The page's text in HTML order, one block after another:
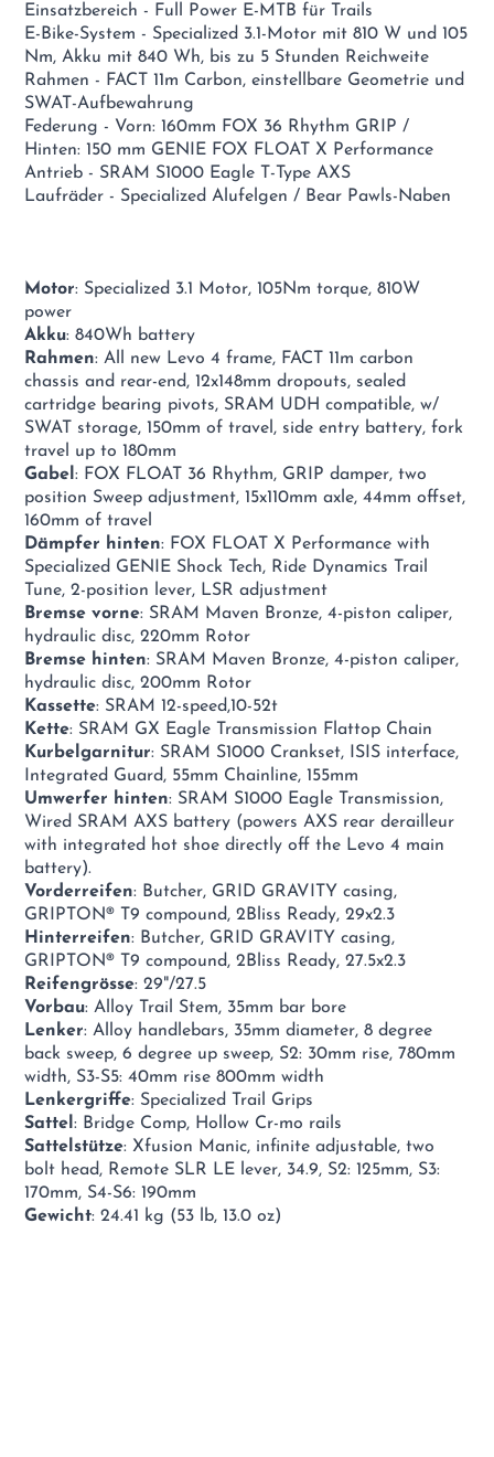
Einsatzbereich - Full Power E-MTB für Trails
E-Bike-System - Specialized 3.1-Motor mit 810 W und 105
Nm, Akku mit 840 Wh, bis zu 5 Stunden Reichweite
Rahmen - FACT 11m Carbon, einstellbare Geometrie und
SWAT-Aufbewahrung
Federung - Vorn: 160mm FOX 36 Rhythm GRIP /
Hinten: 150 mm GENIE FOX FLOAT X Performance
Antrieb - SRAM S1000 Eagle T-Type AXS
Laufräder - Specialized Alufelgen / Bear Pawls-Naben
Motor: Specialized 3.1 Motor, 105Nm torque, 810W
power
Akku: 840Wh battery
Rahmen: All new Levo 4 frame, FACT 11m carbon
chassis and rear-end, 12x148mm dropouts, sealed
cartridge bearing pivots, SRAM UDH compatible, w/
SWAT storage, 150mm of travel, side entry battery, fork
travel up to 180mm
Gabel: FOX FLOAT 36 Rhythm, GRIP damper, two
position Sweep adjustment, 15x110mm axle, 44mm offset,
160mm of travel
Dämpfer hinten: FOX FLOAT X Performance with
Specialized GENIE Shock Tech, Ride Dynamics Trail
Tune, 2-position lever, LSR adjustment
Bremse vorne: SRAM Maven Bronze, 4-piston caliper,
hydraulic disc, 220mm Rotor
Bremse hinten: SRAM Maven Bronze, 4-piston caliper,
hydraulic disc, 200mm Rotor
Kassette: SRAM 12-speed,10-52t
Kette: SRAM GX Eagle Transmission Flattop Chain
Kurbelgarnitur: SRAM S1000 Crankset, ISIS interface,
Integrated Guard, 55mm Chainline, 155mm
Umwerfer hinten: SRAM S1000 Eagle Transmission,
Wired SRAM AXS battery (powers AXS rear derailleur
with integrated hot shoe directly off the Levo 4 main
battery).
Vorderreifen: Butcher, GRID GRAVITY casing,
GRIPTON® T9 compound, 2Bliss Ready, 29x2.3
Hinterreifen: Butcher, GRID GRAVITY casing,
GRIPTON® T9 compound, 2Bliss Ready, 27.5x2.3
Reifengrösse: 29"/27.5
Vorbau: Alloy Trail Stem, 35mm bar bore
Lenker: Alloy handlebars, 35mm diameter, 8 degree
back sweep, 6 degree up sweep, S2: 30mm rise, 780mm
width, S3-S5: 40mm rise 800mm width
Lenkergriffe: Specialized Trail Grips
Sattel: Bridge Comp, Hollow Cr-mo rails
Sattelstütze: Xfusion Manic, infinite adjustable, two
bolt head, Remote SLR LE lever, 34.9, S2: 125mm, S3:
170mm, S4-S6: 190mm
Gewicht: 24.41 kg (53 lb, 13.0 oz)